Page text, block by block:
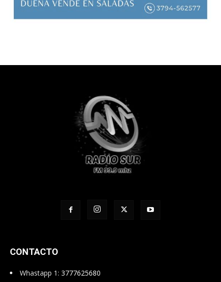
CONTACTO
Whastapp 1: 3777625680